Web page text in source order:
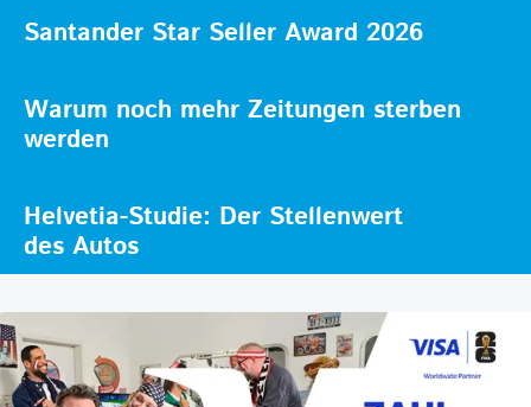
Santander Star Seller Award 2026
Warum noch mehr Zeitungen sterben
werden
Helvetia-Studie: Der Stellenwert
des Autos